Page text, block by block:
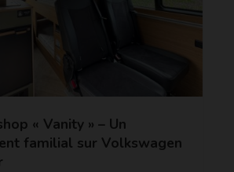
« Vanity » – Un
familial sur Volkswagen